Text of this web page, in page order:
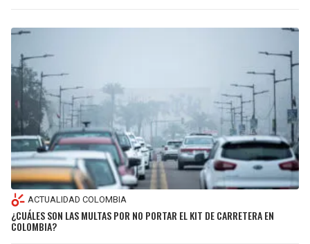
ACTUALIDAD COLOMBIA
¿CUÁLES SON LAS MULTAS POR NO PORTAR EL KIT DE CARRETERA EN
COLOMBIA?